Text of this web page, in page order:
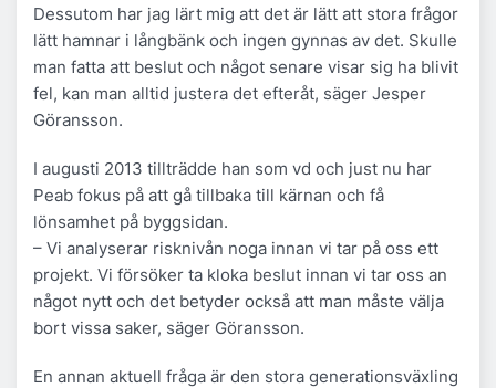
Dessutom har jag lärt mig att det är lätt att stora frågor
lätt hamnar i långbänk och ingen gynnas av det. Skulle
man fatta att beslut och något senare visar sig ha blivit
fel, kan man alltid justera det efteråt, säger Jesper
Göransson.
I augusti 2013 tillträdde han som vd och just nu har
Peab fokus på att gå tillbaka till kärnan och få
lönsamhet på byggsidan.
– Vi analyserar risknivån noga innan vi tar på oss ett
projekt. Vi försöker ta kloka beslut innan vi tar oss an
något nytt och det betyder också att man måste välja
bort vissa saker, säger Göransson.
En annan aktuell fråga är den stora generationsväxling